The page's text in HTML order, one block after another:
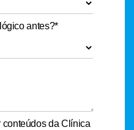
antes?*
da Clínica